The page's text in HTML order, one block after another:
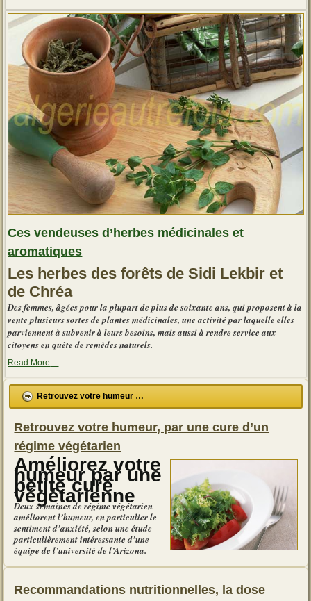
Ces vendeuses d’herbes médicinales et
aromatiques
Les herbes des forêts de Sidi Lekbir et
de Chréa
Des femmes, âgées pour la plupart de plus de soixante ans, qui proposent à la
vente plusieurs sortes de plantes médicinales, une activité par laquelle elles
parviennent à subvenir à leurs besoins, mais aussi à rendre service aux
citoyens en quête de remèdes naturels.
Read More
vendeuses
d’herbes
médicinales
et
…
Retrouvez votre humeur …
Retrouvez votre humeur, par une cure d’un
régime végétarien
Améliorez votre
humeur par une
petite cure
végétarienne
Deux semaines de régime végétarien
améliorent l’humeur, en particulier le
sentiment d’anxiété, selon une étude
particulièrement intéressante d’une
équipe de l’université de l’Arizona.
Recommandations nutritionnelles, la dose